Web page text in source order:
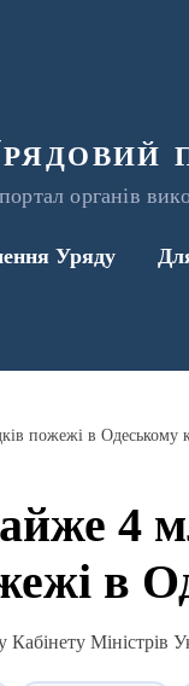
органів
Уряду
пожежі в Одеському
4
в
Кабінету